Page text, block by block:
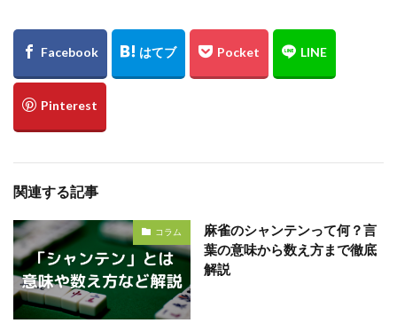
関連する記事
コラム
麻雀のシャンテンって何？言
葉の意味から数え方まで徹底
解説